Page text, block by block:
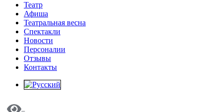
Театр
Афиша
Театральная весна
Спектакли
Новости
Персоналии
Отзывы
Контакты